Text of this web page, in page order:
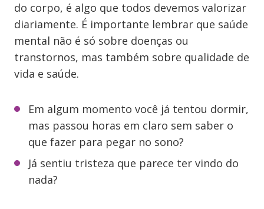
do corpo, é algo que todos devemos valorizar
diariamente. É importante lembrar que saúde
mental não é só sobre doenças ou
transtornos, mas também sobre qualidade de
vida e saúde.
Em algum momento você já tentou dormir,
mas passou horas em claro sem saber o
que fazer para pegar no sono?
Já sentiu tristeza que parece ter vindo do
nada?